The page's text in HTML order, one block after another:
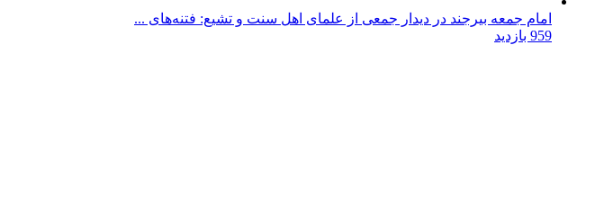
امام جمعه بیرجند در دیدار جمعی از علمای اهل سنت و تشیع: فتنه‌های ...
959 بازدید